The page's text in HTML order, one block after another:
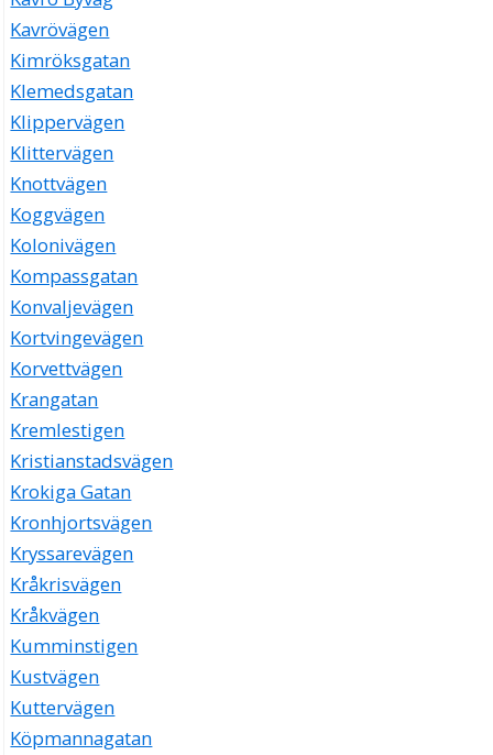
Kavrövägen
Kimröksgatan
Klemedsgatan
Klippervägen
Klittervägen
Knottvägen
Koggvägen
Kolonivägen
Kompassgatan
Konvaljevägen
Kortvingevägen
Korvettvägen
Krangatan
Kremlestigen
Kristianstadsvägen
Krokiga Gatan
Kronhjortsvägen
Kryssarevägen
Kråkrisvägen
Kråkvägen
Kumminstigen
Kustvägen
Kuttervägen
Köpmannagatan